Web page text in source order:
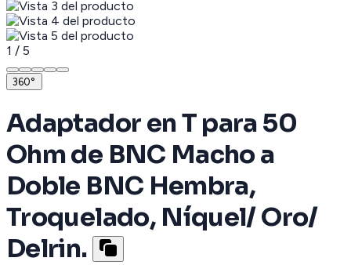
1 / 5
360°
Adaptador en T para 50
Ohm de BNC Macho a
Doble BNC Hembra,
Troquelado, Níquel/ Oro/
Delrin.